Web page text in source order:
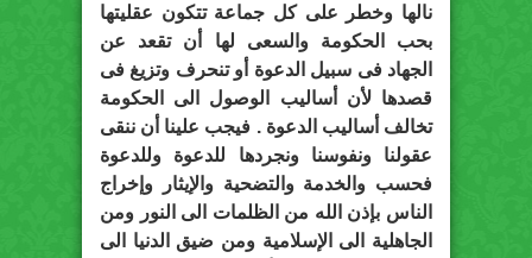
نالها وخطر على كل جماعة تتكون عقليتها
بحب الحكومة والسعى لها أن تقعد عن
الجهاد فى سبيل الدعوة أو تنحرف وتزيغ فى
قصدها لأن أساليب الوصول الى الحكومة
تخالف أساليب الدعوة . فيجب علينا أن ننقى
عقولنا ونفوسنا ونجردها للدعوة وللدعوة
فحسب والخدمة والتضحية والإيثار وإخراج
الناس بإذن الله من الظلمات الى النور ومن
الجاهلية الى الإسلامية ومن ضيق الدنيا الى